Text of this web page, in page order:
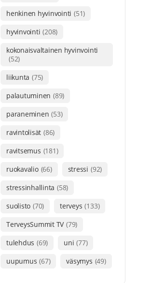
henkinen hyvinvointi (51)
hyvinvointi (208)
kokonaisvaltainen hyvinvointi
(52)
liikunta (75)
palautuminen (89)
paraneminen (53)
ravintolisät (86)
ravitsemus (181)
ruokavalio (66) stressi (92)
stressinhallinta (58)
suolisto (70) terveys (133)
TerveysSummit TV (79)
tulehdus (69) uni (77)
uupumus (67) väsymys (49)